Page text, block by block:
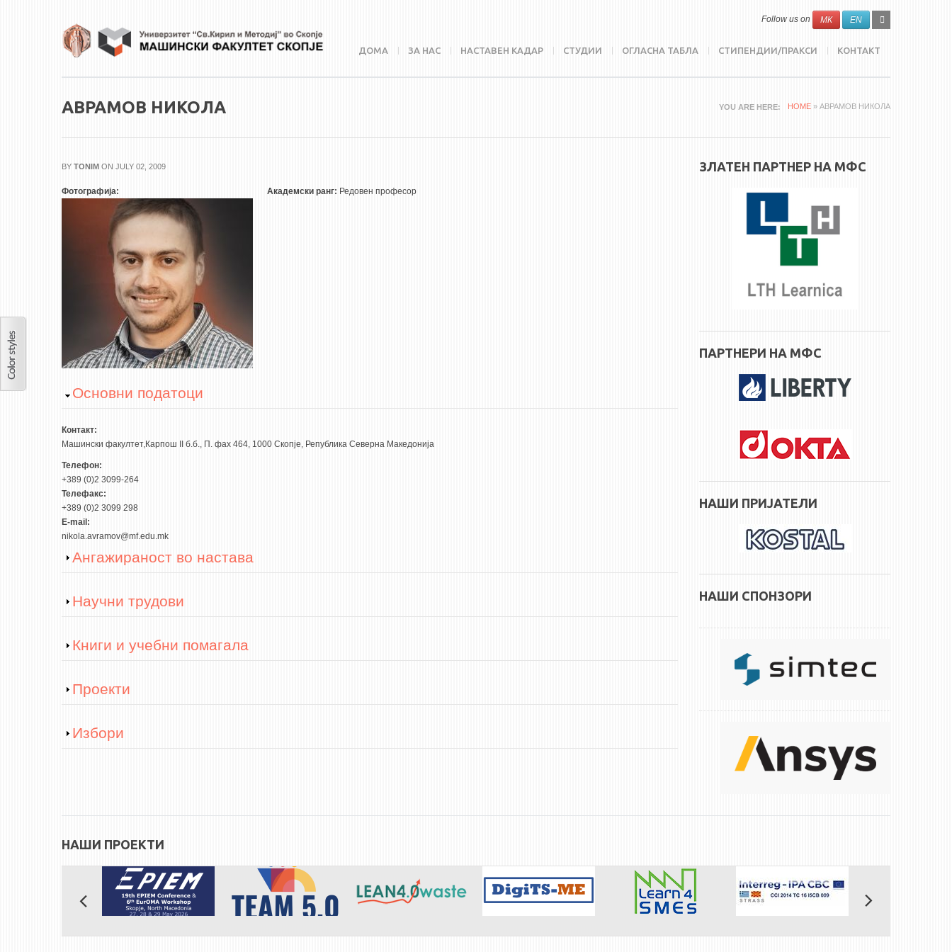
SEARCH
FORM
Search
Follow us on МК EN
ДОМА ЗА НАС НАСТАВЕН КАДАР СТУДИИ ОГЛАСНА ТАБЛА СТИПЕНДИИ/ПРАКСИ КОНТАКТ
YOU ARE HERE HOME » АВРАМОВ НИКОЛА
АВРАМОВ НИКОЛА
BY TONIM ON JULY 02, 2009
Фотографија: Академски ранг: Редовeн професор
Hide
Основни податоци
Контакт:
Машински факултет,Карпош II б.б., П. фах 464, 1000 Скопје, Република Северна Македонија
Телефон:
+389 (0)2 3099-264
Телефакс:
+389 (0)2 3099 298
E-mail:
nikola.avramov@mf.edu.mk
Show
Ангажираност во настава
Show
Научни трудови
Show
Книги и учебни помагала
Show
Проекти
Show
Избори
ЗЛАТЕН ПАРТНЕР НА МФС
ПАРТНЕРИ НА МФС
НАШИ ПРИЈАТЕЛИ
НАШИ СПОНЗОРИ
НАШИ ПРОЕКТИ